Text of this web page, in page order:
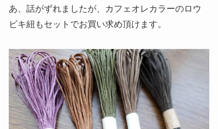
あ、話がずれましたが、カフェオレカラーのロウ
ビキ紐もセットでお買い求め頂けます。